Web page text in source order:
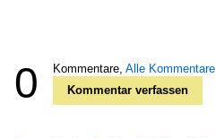
0 Kommentare, Alle Kommentare
Kommentar verfassen